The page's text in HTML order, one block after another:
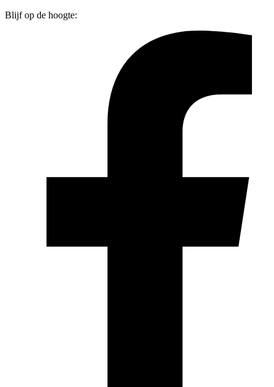
Blijf op de hoogte: